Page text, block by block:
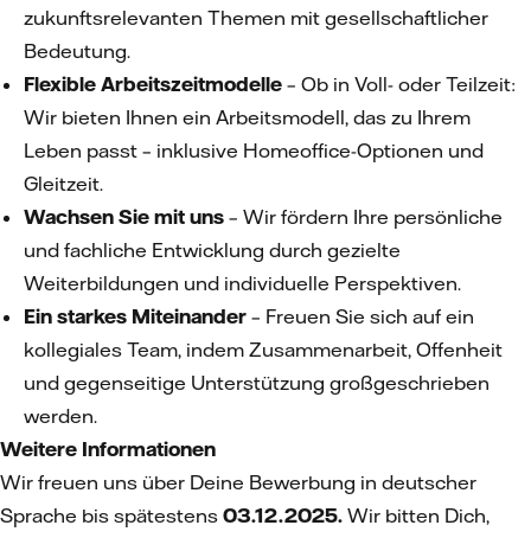
zukunftsrelevanten Themen mit gesellschaftlicher
Bedeutung.
Flexible Arbeitszeitmodelle – Ob in Voll- oder Teilzeit:
Wir bieten Ihnen ein Arbeitsmodell, das zu Ihrem
Leben passt – inklusive Homeoffice-Optionen und
Gleitzeit.
Wachsen Sie mit uns – Wir fördern Ihre persönliche
und fachliche Entwicklung durch gezielte
Weiterbildungen und individuelle Perspektiven.
Ein starkes Miteinander – Freuen Sie sich auf ein
kollegiales Team, indem Zusammenarbeit, Offenheit
und gegenseitige Unterstützung großgeschrieben
werden.
Weitere Informationen
Wir freuen uns über Deine Bewerbung in deutscher
Sprache bis spätestens 03.12.2025. Wir bitten Dich,